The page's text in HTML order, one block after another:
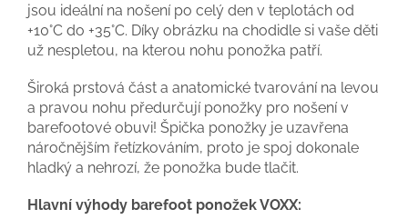
jsou ideální na nošení po celý den v teplotách od
+10°C do +35°C. Díky obrázku na chodidle si vaše děti
už nespletou, na kterou nohu ponožka patří.
Široká prstová část a anatomické tvarování na levou
a pravou nohu předurčují ponožky pro nošení v
barefootové obuvi! Špička ponožky je uzavřena
náročnějším řetízkováním, proto je spoj dokonale
hladký a nehrozí, že ponožka bude tlačit.
Hlavní výhody barefoot ponožek VOXX: